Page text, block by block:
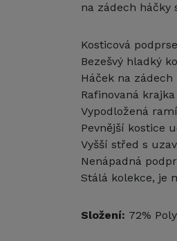
na zádech háčky
Kosticová
Bezešvý hladký
Háček na
Rafinovaná krajka
Vypodložená
Pevnější kostice
Vyšší střed s
Nenápadná
Stálá kolekce, je
Složení: 72%